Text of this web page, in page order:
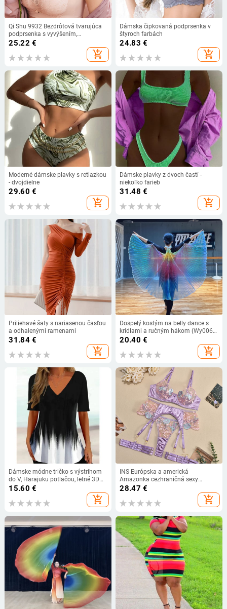
Qi Shu 9932 Bezdrôtová tvarujúca
podprsenka s vyvýšením,
nastaviteľná, bez bočných kostí,
25.22 €
add_shopping_cart
Dámska čipkovaná podprsenka v
štyroch farbách
24.83 €
add_shopping_cart
Moderné dámske plavky s retiazkou
- dvojdielne
29.60 €
add_shopping_cart
Dámske plavky z dvoch častí -
niekoľko farieb
31.48 €
add_shopping_cart
Priliehavé šaty s nariasenou časťou
a odhalenými ramenami
31.84€
add_shopping_cart
Dospelý kostým na belly dance s
krídlami a ručným hákom (Wy006 •
jar 2022 • Značka: Excellent core •
Názov látky: Pingqicai • Hlavná
látka: Polyester)
20.40 €
add_shopping_cart
Dámske módne tričko s výstrihom
do V, Harajuku potlačou, letné 3D
tričko s kvetinovým vzorom, voľný
sveter, dámsky ležérny top, veľkosť
5xl
15.60 €
add_shopping_cart
INS Európska a americká
Amazonka cezhraničná sexy
spodná bielizeň, výšivka s
farebnými blokmi, vysoká elasticita,
pohodlná, sexi a ťažká Štvordielna
28.47 €
add_shopping_cart